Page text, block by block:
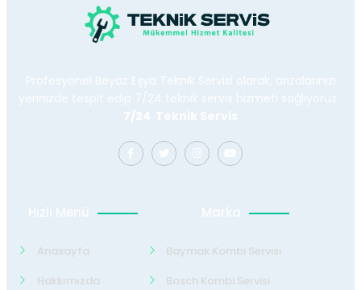
Profesyonel Beyaz Eşya Teknik Servisi olarak, arızalarınızı
yerinizde tespit edip 7/24 teknik servis hizmeti sağlıyoruz.
7/24 Teknik Servis
Hızlı Menü
Anasayfa
Hakkımızda
Marka
Baymak Kombi Servisi
Bosch Kombi Servisi